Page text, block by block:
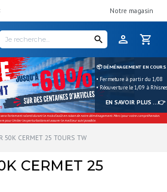
Notre magasin
📦 DÉMÉNAGEMENT EN COURS
• Fermeture à partir du 1/08
• Réouverture le 1/09 à
EN SAVOIR PLUS ...👉
fortement ralenti durant le mois d'août en raison de notre déménagement. Merci pour votre compréhension.
pour limiter les perturbations et assurer le meilleur suivi possible.
50K CERMET 25 TOURS TW
CERMET 25